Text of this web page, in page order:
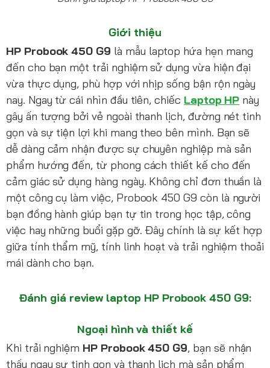
Giới thiệu
HP Probook 450 G9 là mẫu laptop hứa hẹn mang
đến cho bạn một trải nghiệm sử dụng vừa hiện đại
vừa thực dụng, phù hợp với nhịp sống bận rộn ngày
nay. Ngay từ cái nhìn đầu tiên, chiếc Laptop HP này
gây ấn tượng bởi vẻ ngoài thanh lịch, đường nét tinh
gọn và sự tiện lợi khi mang theo bên mình. Bạn sẽ
dễ dàng cảm nhận được sự chuyên nghiệp mà sản
phẩm hướng đến, từ phong cách thiết kế cho đến
cảm giác sử dụng hàng ngày. Không chỉ đơn thuần là
một công cụ làm việc, Probook 450 G9 còn là người
bạn đồng hành giúp bạn tự tin trong học tập, công
việc hay những buổi gặp gỡ. Đây chính là sự kết hợp
giữa tính thẩm mỹ, tính linh hoạt và trải nghiệm thoải
mái dành cho bạn.
Đánh giá review laptop HP Probook 450 G9:
Ngoại hình và thiết kế
Khi trải nghiệm HP Probook 450 G9, bạn sẽ nhận
thấy ngay sự tinh gọn và thanh lịch mà sản phẩm